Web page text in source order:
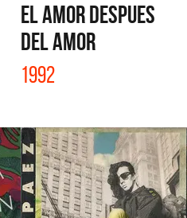
EL AMOR DESPUES
DEL AMOR
1992